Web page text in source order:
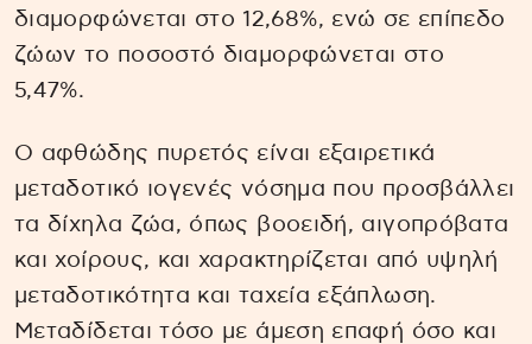
διαμορφώνεται στο 12,68%, ενώ σε επίπεδο
ζώων το ποσοστό διαμορφώνεται στο
5,47%.
Ο αφθώδης πυρετός είναι εξαιρετικά
μεταδοτικό ιογενές νόσημα που προσβάλλει
τα δίχηλα ζώα, όπως βοοειδή, αιγοπρόβατα
και χοίρους, και χαρακτηρίζεται από υψηλή
μεταδοτικότητα και ταχεία εξάπλωση.
Μεταδίδεται τόσο με άμεση επαφή όσο και